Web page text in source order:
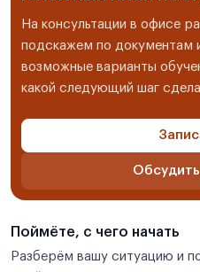
На консультации в офисе
подскажем по документам
возможные варианты
какой следующий шаг
Поймёте, с чего начать
Разберём вашу ситуацию и